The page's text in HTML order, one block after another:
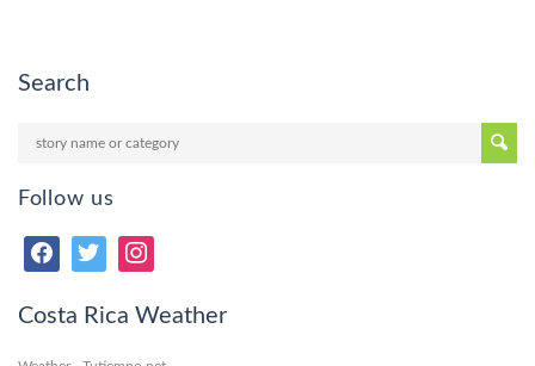
Search
Follow us
Costa Rica Weather